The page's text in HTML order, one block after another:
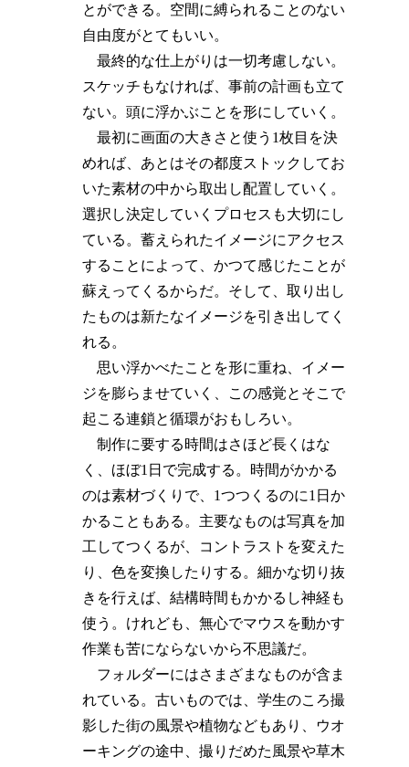
とができる。空間に縛られることのない
自由度がとてもいい。
最終的な仕上がりは一切考慮しない。
スケッチもなければ、事前の計画も立て
ない。頭に浮かぶことを形にしていく。
最初に画面の大きさと使う1枚目を決
めれば、あとはその都度ストックしてお
いた素材の中から取出し配置していく。
選択し決定していくプロセスも大切にし
ている。蓄えられたイメージにアクセス
することによって、かつて感じたことが
蘇えってくるからだ。そして、取り出し
たものは新たなイメージを引き出してく
れる。
思い浮かべたことを形に重ね、イメー
ジを膨らませていく、この感覚とそこで
起こる連鎖と循環がおもしろい。
制作に要する時間はさほど長くはな
く、ほぼ1日で完成する。時間がかかる
のは素材づくりで、1つつくるのに1日か
かることもある。主要なものは写真を加
工してつくるが、コントラストを変えた
り、色を変換したりする。細かな切り抜
きを行えば、結構時間もかかるし神経も
使う。けれども、無心でマウスを動かす
作業も苦にならないから不思議だ。
フォルダーにはさまざまなものが含ま
れている。古いものでは、学生のころ撮
影した街の風景や植物などもあり、ウオ
ーキングの途中、撮りだめた風景や草木